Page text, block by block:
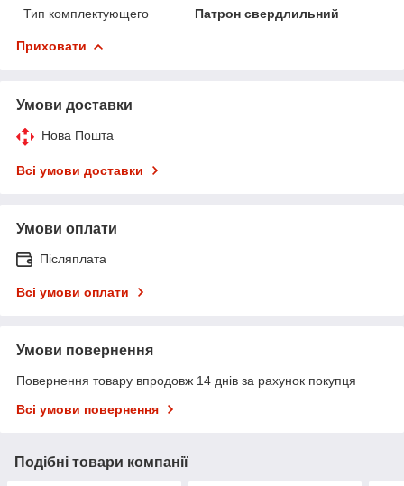
Тип комплектующего
Патрон свердлильний
Приховати
Умови доставки
Нова Пошта
Всі умови доставки
Умови оплати
Післяплата
Всі умови оплати
Умови повернення
Повернення товару впродовж 14 днів за рахунок покупця
Всі умови повернення
Подібні товари компанії